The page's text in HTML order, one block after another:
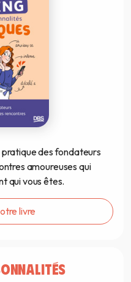
des fondateurs
amoureuses qui
qui vous êtes.
livre